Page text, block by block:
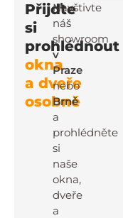
Přijďte
si
prohlédnout
okna
a dveře
osobně
Navštivte
náš
showroom
v
Praze
nebo
Brně
a
prohlédněte
si
naše
okna,
dveře
a